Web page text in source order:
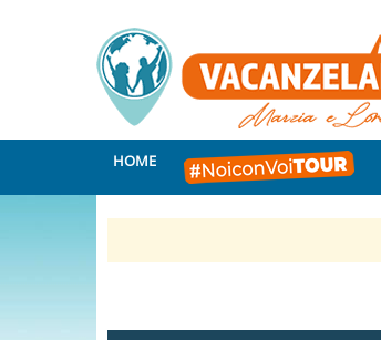
HOME